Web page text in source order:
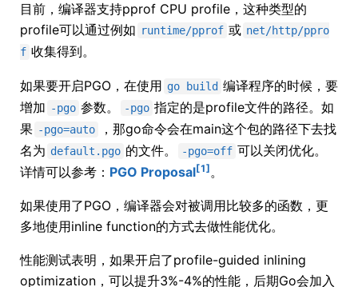
目前，编译器支持pprof CPU profile，这种类型的
profile可以通过例如 runtime/pprof 或 net/http/ppro
f 收集得到。
如果要开启PGO，在使用 go build 编译程序的时候，要
增加 -pgo 参数。 -pgo 指定的是profile文件的路径。如
果 -pgo=auto
，那go命令会在main这个包的路径下去找
名为 default.pgo 的文件。 -pgo=off 可以关闭优化。
详情可以参考： PGO Proposal[1]。
如果使用了PGO，编译器会对被调用比较多的函数，更
多地使用inline function的方式去做性能优化。
性能测试表明，如果开启了profile-guided inlining
optimization，可以提升3%-4%的性能，后期Go会加入